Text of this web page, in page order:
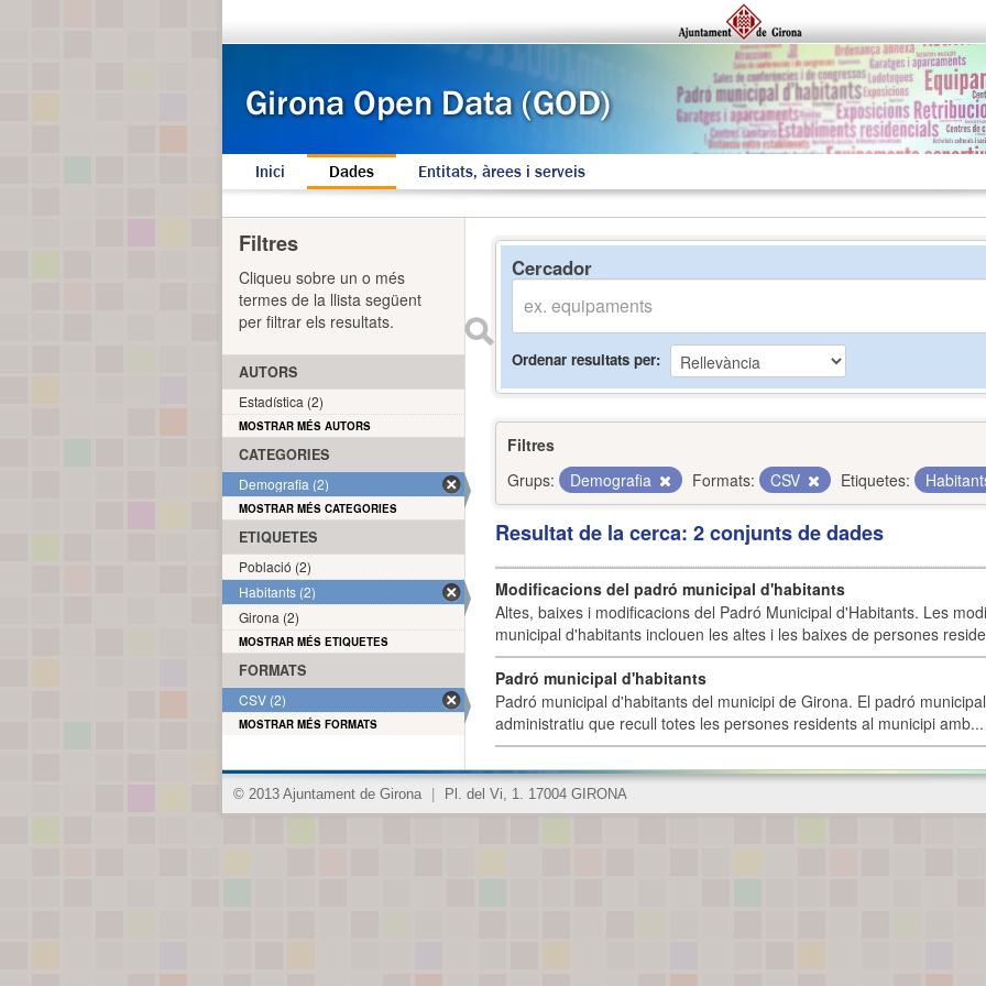
Inici Dades Entitats, àrees i serveis
Cercador
Ordenar resultats per
Filtres
Grups:
Demografia Formats: CSV Etiquetes:
Resultat de la cerca: 2 conjunts de dades
Modificacions del padró municipal d'habitants
Altes, baixes i modificacions del Padró Municipal d'Habitants. Les
municipal d'habitants inclouen les altes i les baixes de persones
Padró municipal d'habitants
Padró municipal d'habitants del municipi de Girona. El padró
administratiu que recull totes les persones residents al municipi amb...
Filtres
Cliqueu sobre un o més
termes de la llista següent
per filtrar els resultats.
AUTORS
Estadística (2)
MOSTRAR MÉS AUTORS
CATEGORIES
Demografia (2)
MOSTRAR MÉS CATEGORIES
ETIQUETES
Població (2)
Habitants (2)
Girona (2)
MOSTRAR MÉS ETIQUETES
FORMATS
CSV (2)
MOSTRAR MÉS FORMATS
© 2013 Ajuntament de Girona Pl. del Vi, 1. 17004 GIRONA